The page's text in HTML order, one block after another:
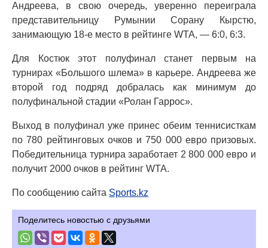
Андреева, в свою очередь, уверенно переиграла
представительницу Румынии Сорану Кырстю,
занимающую 18-е место в рейтинге WTA, — 6:0, 6:3.
Для Костюк этот полуфинал станет первым на
турнирах «Большого шлема» в карьере. Андреева же
второй год подряд добралась как минимум до
полуфинальной стадии «Ролан Гаррос».
Выход в полуфинал уже принес обеим теннисисткам
по 780 рейтинговых очков и 750 000 евро призовых.
Победительница турнира заработает 2 800 000 евро и
получит 2000 очков в рейтинг WTA.
По сообщению сайта Sports.kz
Поделитесь новостью с друзьями